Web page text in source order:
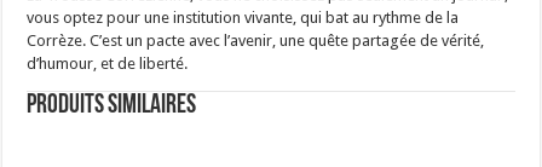
vous optez pour une institution vivante, qui bat au rythme de la
Corrèze. C’est un pacte avec l’avenir, une quête partagée de vérité,
d’humour, et de liberté.
Produits similaires